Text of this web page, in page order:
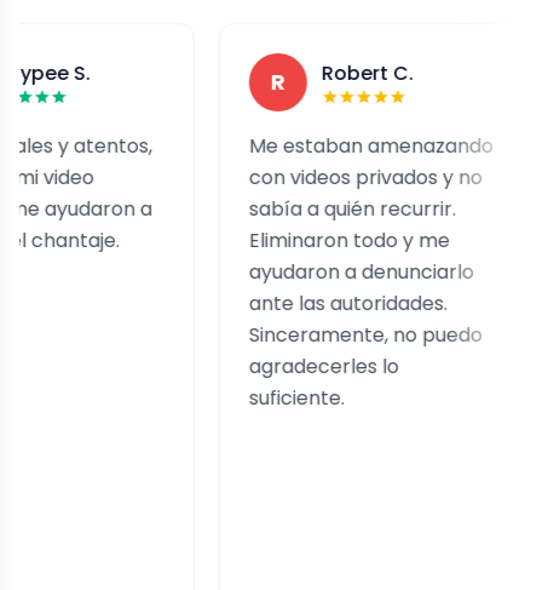
a
Robert C.
Me estaban amenazando
con videos privados y no
sabía a quién recurrir.
Eliminaron todo y me
ayudaron a denunciarlo
ante las autoridades.
Sinceramente, no puedo
agradecerles lo
suficiente.